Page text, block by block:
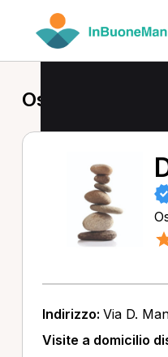
Osteopata a
Indirizzo: Via D.
Visite a domicilio